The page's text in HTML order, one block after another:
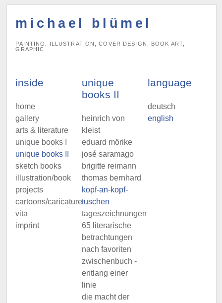
michael blümel
PAINTING, ILLUSTRATION, COVER DESIGN, BOOK ART,
GRAPHIC
inside
home
gallery
arts & literature
unique books I
unique books II
sketch books
illustration/book
projects
cartoons/caricatures
vita
imprint
unique
books II
heinrich von
kleist
eduard mörike
josé saramago
brigitte reimann
thomas bernhard
kopf-an-kopf-
tuschen
tageszeichnungen
65 literarische
betrachtungen
nach favoriten
zwischenbuch -
entlang einer
linie
die macht der
language
deutsch
english